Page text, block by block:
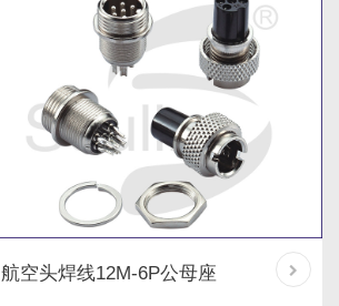
航空头焊线12M-6P公母座